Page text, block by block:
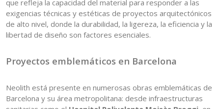
que refleja la capacidad del material para responder a las
exigencias técnicas y estéticas de proyectos arquitectónicos
de alto nivel, donde la durabilidad, la ligereza, la eficiencia y la
libertad de diseño son factores esenciales.
Proyectos emblemáticos en Barcelona
Neolith está presente en numerosas obras emblemáticas de
Barcelona y su área metropolitana: desde infraestructuras